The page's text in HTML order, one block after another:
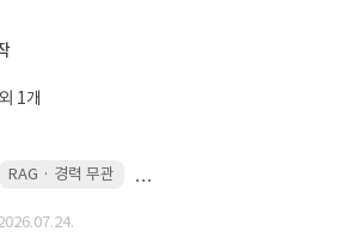
1개
RAG · 경력 무관